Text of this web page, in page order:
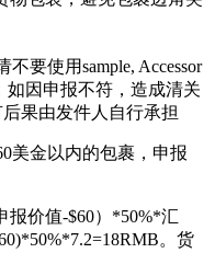
要使用sample, Accessor
如因申报不符，造成清关
果由发件人自行承担
美金以内的包裹，申报
报价值-$60）*50%*汇
。货